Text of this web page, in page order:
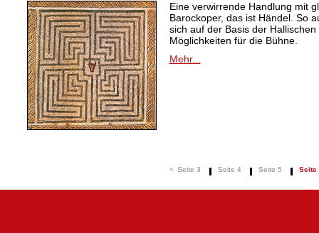
Eine verwirrende Handlung mit
Barockoper, das ist Händel. So
sich auf der Basis der
Möglichkeiten für die Bühne.
Mehr...
< Seite 3 Seite 4 Seite 5 Seite